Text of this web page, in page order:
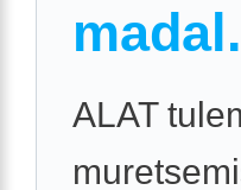
madal.
ALAT